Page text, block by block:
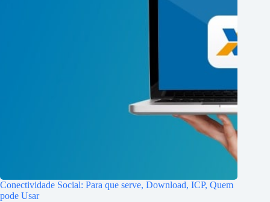
Conectividade Social: Para que serve, Download, ICP, Quem
pode Usar